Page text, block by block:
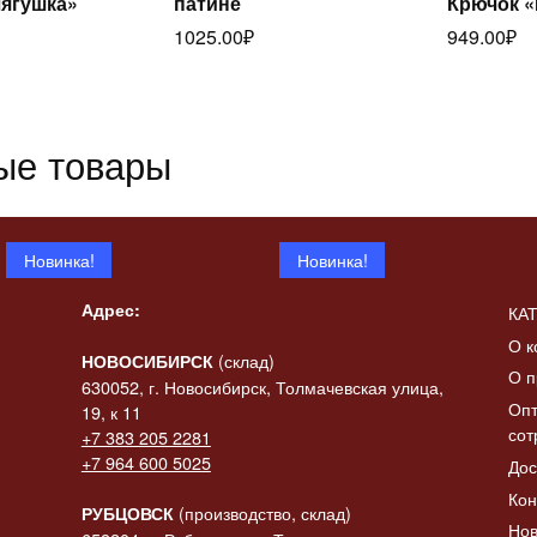
далее
1025.00₽
949.00₽
товары
Новинка!
далее
Новинка!
Статуэтка «Коза с
баяном»
баяном»
Адрес:
НОВОСИБИРСК (склад)
630052, г. Новосибирск, Толмачевская улица,
19, к 11
+7 383 205 2281
+7 964 600 5025
РУБЦОВСК (производство, склад)
О
О